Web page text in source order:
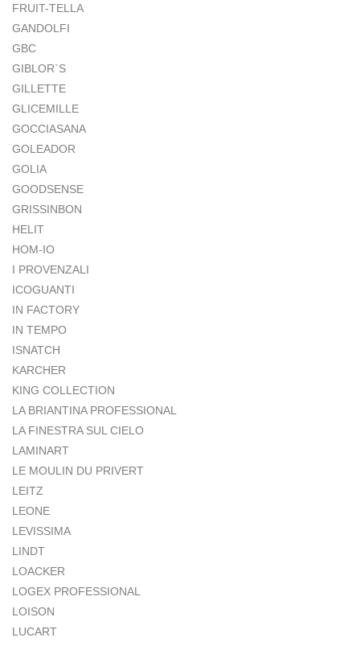
FRUIT-TELLA
GANDOLFI
GBC
GIBLOR`S
GILLETTE
GLICEMILLE
GOCCIASANA
GOLEADOR
GOLIA
GOODSENSE
GRISSINBON
HELIT
HOM-IO
I PROVENZALI
ICOGUANTI
IN FACTORY
IN TEMPO
ISNATCH
KARCHER
KING COLLECTION
LA BRIANTINA PROFESSIONAL
LA FINESTRA SUL CIELO
LAMINART
LE MOULIN DU PRIVERT
LEITZ
LEONE
LEVISSIMA
LINDT
LOACKER
LOGEX PROFESSIONAL
LOISON
LUCART